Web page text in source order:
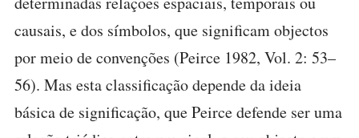
causais, e dos símbolos, que significam objectos
por meio de convenções (Peirce 1982, Vol. 2: 53–
56). Mas esta classificação depende da ideia
básica de significação, que Peirce defende ser uma